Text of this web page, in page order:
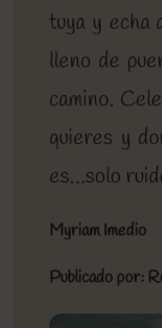
tuya y echa
lleno de
camino.
quieres y
es…solo
Myriam Imedio
Publicado por: